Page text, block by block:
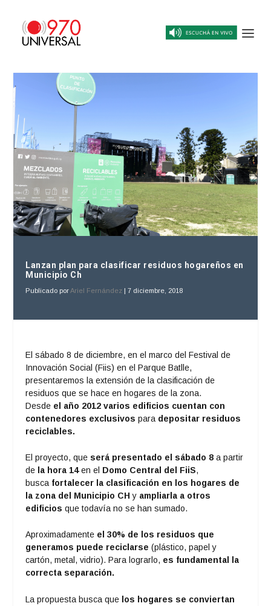
Lanzan plan para clasificar residuos hogareños en
Municipio Ch
Publicado porAriel Fernández |7 diciembre, 2018
El sábado 8 de diciembre, en el marco del Festival de
Innovación Social (Fiis) en el Parque Batlle,
presentaremos la extensión de la clasificación de
residuos que se hace en hogares de la zona.
Desde el año 2012 varios edificios cuentan con
contenedores exclusivospara depositar residuos
reciclables.
El proyecto, que será presentado el sábado 8a partir
de la hora 14en el Domo Central del FiiS,
busca fortalecer la clasificación en los hogares de
la zona del Municipio CH y ampliarla a otros
edificiosque todavía no se han sumado.
Aproximadamente el 30% de los residuos que
generamos puede reciclarse(plástico, papel y
cartón, metal, vidrio). Para lograrlo, es fundamental la
correcta separación.
La propuesta busca que los hogares se conviertan